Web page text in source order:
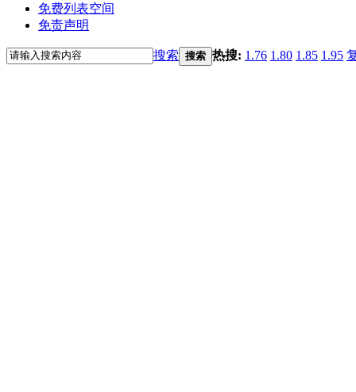
免费列表空间
免责声明
搜索 搜索 热搜: 1.76 1.80 1.85 1.95